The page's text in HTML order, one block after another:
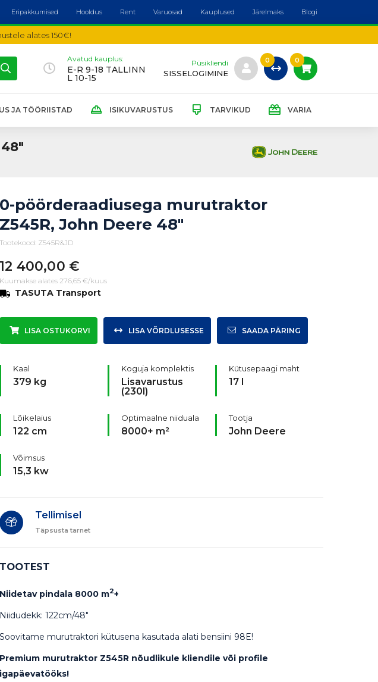
Eripakkumised Hooldus Rent Varuosad Kauplused Järelmaks Blogi
alates 150€!
Avatud kauplus:
E-R 9-18 TALLINN
L 10-15
Püsikliendi
SISSELOGIMINE
0 0
JA TÖÖRIISTAD ISIKUVARUSTUS TARVIKUD VARIA
0-pöörderaadiusega murutraktor
Z545R, John Deere 48"
Tootekood: Z545R&JD
12 400,00 €
Kuumakse alates 276,65 €/kuus
TASUTA Transport
LISA OSTUKORVI LISA VÕRDLUSESSE SAADA PÄRING
Kaal
379 kg
Koguja komplektis
Lisavarustus
(230l)
Kütusepaagi maht
17 l
Lõikelaius
122 cm
Optimaalne niiduala
8000+ m²
Tootja
John Deere
Võimsus
15,3 kw
Tellimisel
Täpsusta tarnet
TOOTEST
Niidetav pindala 8000 m2+
Niidudekk: 122cm/48"
Soovitame murutraktori kütusena kasutada alati bensiini 98E!
Premium murutraktor Z545R nõudlikule kliendile või profile
igapäevatööks!